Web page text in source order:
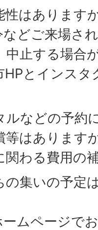
性はあります
どご来場さ
中止する場合
HPとインス
ルなどの予約
等はあります
関わる費用の
の集いの予定
ムページで